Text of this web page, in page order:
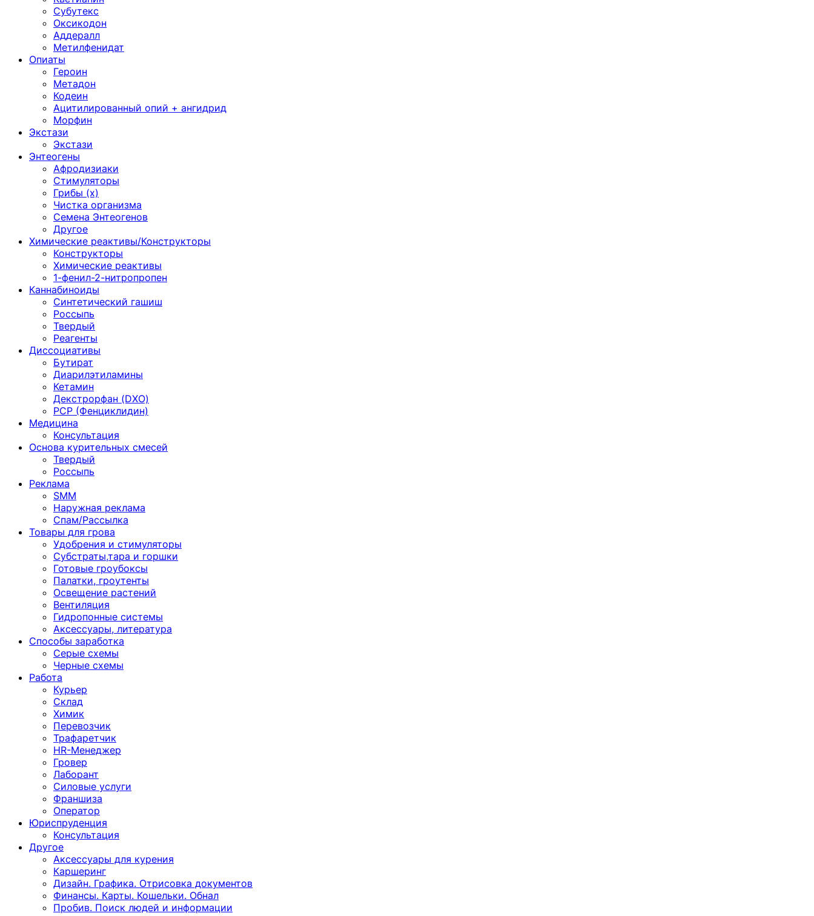
Субутекс
Оксикодон
Аддералл
Метилфенидат
Опиаты
Героин
Метадон
Кодеин
Ацитилированный опий + ангидрид
Морфин
Экстази
Экстази
Энтеогены
Афродизиаки
Стимуляторы
Грибы (х)
Чистка организма
Семена Энтеогенов
Другое
Химические реактивы/Конструкторы
Конструкторы
Химические реактивы
1-фенил-2-нитропропен
Каннабиноиды
Синтетический гашиш
Россыпь
Твердый
Реагенты
Диссоциативы
Бутират
Диарилэтиламины
Кетамин
Декстрорфан (DXO)
PCP (Фенциклидин)
Медицина
Консультация
Основа курительных смесей
Твердый
Россыпь
Реклама
SMM
Наружная реклама
Спам/Рассылка
Товары для грова
Удобрения и стимуляторы
Субстраты,тара и горшки
Готовые гроубоксы
Палатки, гроутенты
Освещение растений
Вентиляция
Гидропонные системы
Аксессуары, литература
Способы заработка
Серые схемы
Черные схемы
Работа
Курьер
Склад
Химик
Перевозчик
Трафаретчик
HR-Менеджер
Гровер
Лаборант
Силовые услуги
Франшиза
Оператор
Юриспруденция
Консультация
Другoе
Аксессуары для курения
Каршеринг
Дизайн. Графика. Отрисовка документов
Финансы. Карты. Кошельки. Обнал
Пробив. Поиск людей и информации